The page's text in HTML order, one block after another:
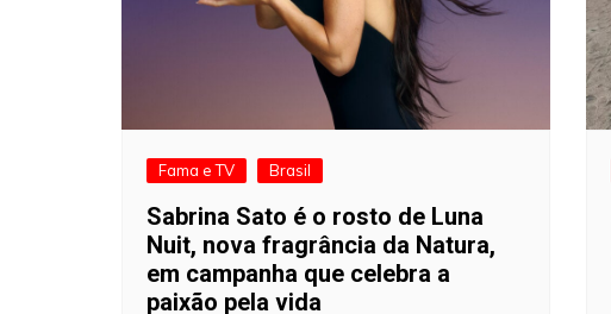
Fama e TV Brasil
Sabrina Sato é o rosto de Luna
Nuit, nova fragrância da Natura,
em campanha que celebra a
paixão pela vida